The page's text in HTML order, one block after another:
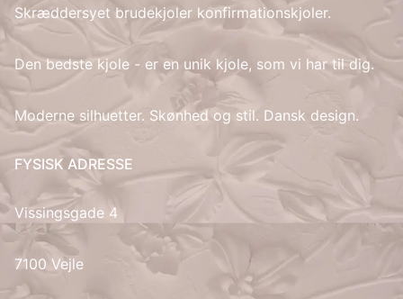
Skræddersyet brudekjoler konfirmationskjoler.
Den bedste kjole - er en unik kjole, som vi har til dig.
Moderne silhuetter. Skønhed og stil. Dansk design.
FYSISK ADRESSE
Vissingsgade 4
7100 Vejle